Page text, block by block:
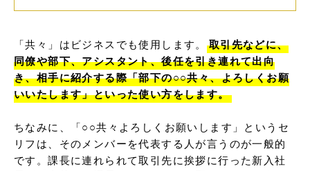
「共々」はビジネスでも使用します。
取引先などに、
同僚や部下、アシスタント、後任を引き連れて出向
き、相手に紹介する際「部下の○○共々、よろしくお願
いいたします」といった使い方をします。
ちなみに、「○○共々よろしくお願いします」というセ
リフは、そのメンバーを代表する人が言うのが一般的
です。課長に連れられて取引先に挨拶に行った新入社